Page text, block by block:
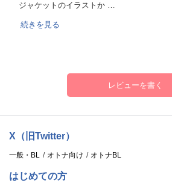
ジャケットのイラストか …
続きを見る
レビューを書く
X（旧Twitter）
一般・BL オトナ向け オトナBL
はじめての方